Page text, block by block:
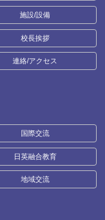
施設/設備
校長挨拶
連絡/アクセス
国際交流
日英融合教育
地域交流